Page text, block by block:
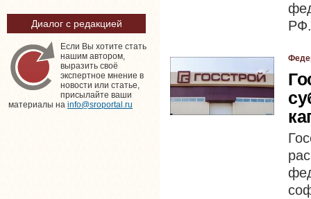
Диалог с редакцией
Если Вы хотите стать
нашим автором,
выразить своё
экспертное мнение в
новости или статье,
присылайте ваши
материалы на info@sroportal.ru
РФ.